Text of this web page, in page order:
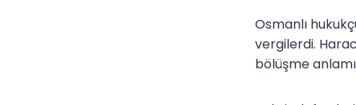
Osmanlı
vergilerdi.
bölüşme